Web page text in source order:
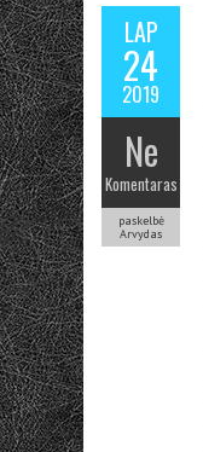
LAP
24
2019
Ne
Komentaras
paskelbė
Arvydas